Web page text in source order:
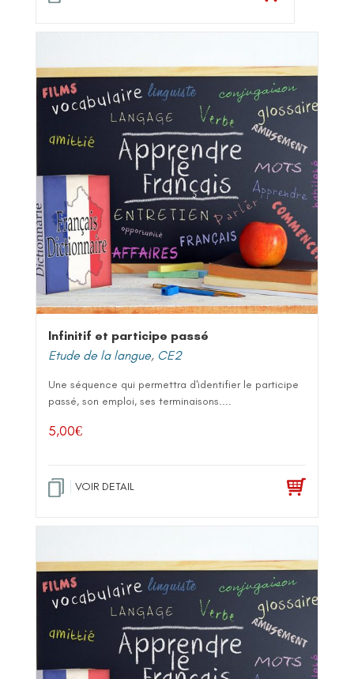
Infinitif et participe passé
Etude de la langue, CE2
Une séquence qui permettra d'identifier le participe
passé, son emploi, ses terminaisons....
5,00€
VOIR DETAIL